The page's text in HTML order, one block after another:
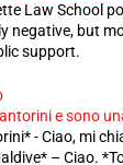
Law School
negative, but
support.
e sono
- Ciao, mi
– Ciao.